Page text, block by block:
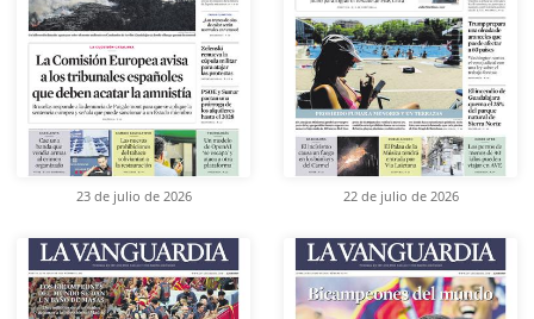
23 de julio de 2026 22 de julio de 2026